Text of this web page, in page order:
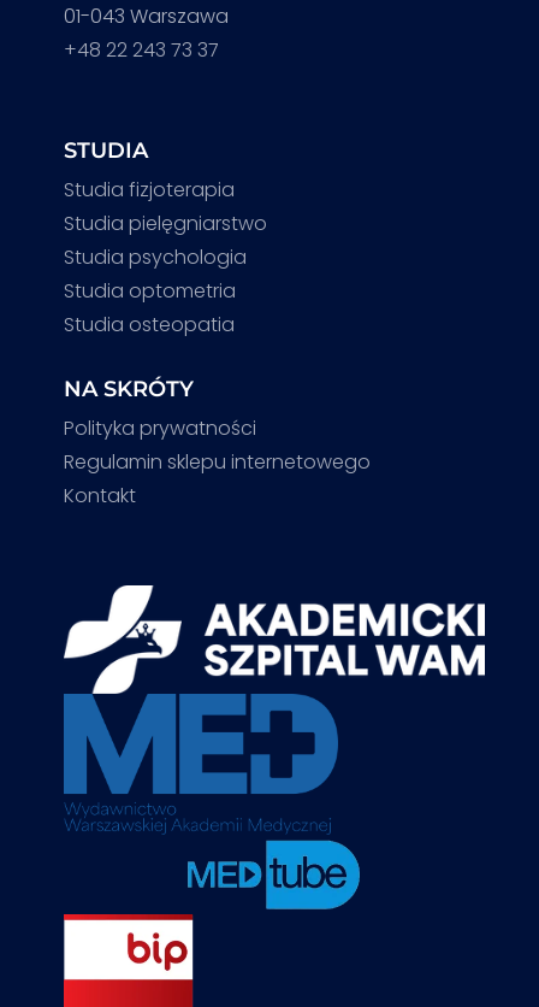
01-043 Warszawa
+48 22 243 73 37
STUDIA
Studia fizjoterapia
Studia pielęgniarstwo
Studia psychologia
Studia optometria
Studia osteopatia
NA SKRÓTY
Polityka prywatności
Regulamin sklepu internetowego
Kontakt